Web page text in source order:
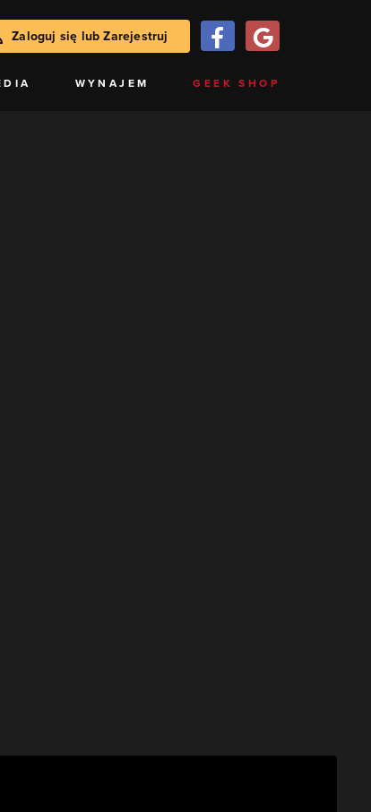
Zaloguj się lub Zarejestruj
WYNAJEM GEEK SHOP